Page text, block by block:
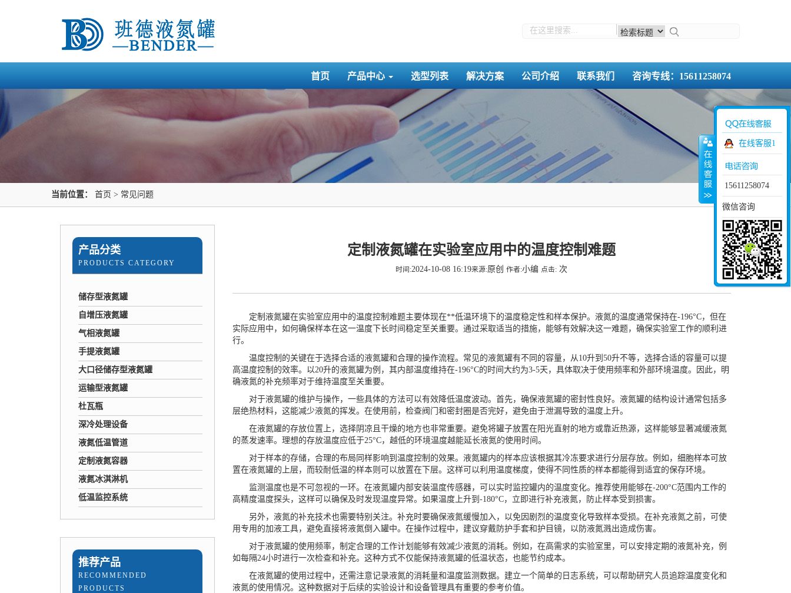
首页 产品中心 选型列表 解决方案 公司介绍 联系我们 咨询专线：15611258074
当前位置： 首页 > 常见问题
产品分类
PRODUCTS CATEGORY
储存型液氮罐
自增压液氮罐
气相液氮罐
手提液氮罐
大口径储存型液氮罐
运输型液氮罐
杜瓦瓶
深冷处理设备
液氮低温管道
定制液氮容器
液氮冰淇淋机
低温监控系统
推荐产品
RECOMMENDED
PRODUCTS
定制液氮罐在实验室应用中的温度控制难题
时间:2024-10-08 16:19来源:原创作者:小编 点击: 次
定制液氮罐在实验室应用中的温度控制难题主要体现在**低温环境下的温度稳定性和样本保护。液氮的温度通常保持在-196°C，但在
实际应用中，如何确保样本在这一温度下长时间稳定至关重要。通过采取适当的措施，能够有效解决这一难题，确保实验室工作的顺利进
行。
温度控制的关键在于选择合适的液氮罐和合理的操作流程。常见的液氮罐有不同的容量，从10升到50升不等，选择合适的容量可以提
高温度控制的效率。以20升的液氮罐为例，其内部温度维持在-196°C的时间大约为3-5天，具体取决于使用频率和外部环境温度。因此，明
确液氮的补充频率对于维持温度至关重要。
对于液氮罐的维护与操作，一些具体的方法可以有效降低温度波动。首先，确保液氮罐的密封性良好。液氮罐的结构设计通常包括多
层绝热材料，这能减少液氮的挥发。在使用前，检查阀门和密封圈是否完好，避免由于泄漏导致的温度上升。
在液氮罐的存放位置上，选择阴凉且干燥的地方也非常重要。避免将罐子放置在阳光直射的地方或靠近热源，这样能够显著减缓液氮
的蒸发速率。理想的存放温度应低于25°C，越低的环境温度越能延长液氮的使用时间。
对于样本的存储，合理的布局同样影响到温度控制的效果。液氮罐内的样本应该根据其冷冻要求进行分层存放。例如，细胞样本可放
置在液氮罐的上层，而较耐低温的样本则可以放置在下层。这样可以利用温度梯度，使得不同性质的样本都能得到适宜的保存环境。
监测温度也是不可忽视的一环。在液氮罐内部安装温度传感器，可以实时监控罐内的温度变化。推荐使用能够在-200°C范围内工作的
高精度温度探头，这样可以确保及时发现温度异常。如果温度上升到-180°C，立即进行补充液氮，防止样本受到损害。
另外，液氮的补充技术也需要特别关注。补充时要确保液氮缓慢加入，以免因剧烈的温度变化导致样本受损。在补充液氮之前，可使
用专用的加液工具，避免直接将液氮倒入罐中。在操作过程中，建议穿戴防护手套和护目镜，以防液氮溅出造成伤害。
对于液氮罐的使用频率，制定合理的工作计划能够有效减少液氮的消耗。例如，在高需求的实验室里，可以安排定期的液氮补充，例
如每隔24小时进行一次检查和补充。这种方式不仅能保持液氮罐的低温状态，也能节约成本。
在液氮罐的使用过程中，还需注意记录液氮的消耗量和温度监测数据。建立一个简单的日志系统，可以帮助研究人员追踪温度变化和
液氮的使用情况。这种数据对于后续的实验设计和设备管理具有重要的参考价值。
在线客服1
15611258074
微信咨询